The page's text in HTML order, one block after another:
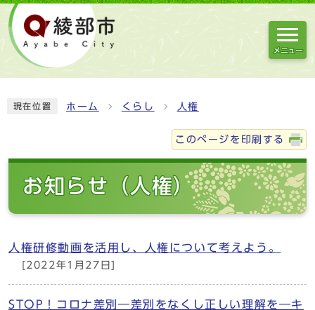
メニュー
現在位置 ホーム くらし 人権
このページを印刷する
お知らせ（人権）
人権研修動画を活用し、人権について考えよう。
[2022年1月27日]
STOP！コロナ差別―差別をなくし正しい理解を―キ